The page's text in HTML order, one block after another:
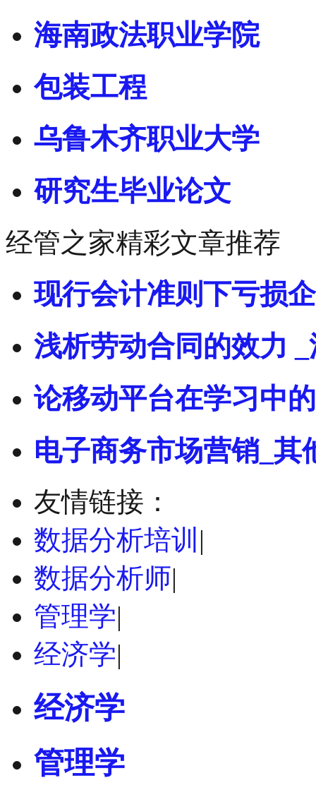
海南政法职业学院
包装工程
乌鲁木齐职业大学
研究生毕业论文
经管之家精彩文章推荐
现行会计准则下亏损
浅析劳动合同的效力 _
论移动平台在学习中
电子商务市场营销_其
友情链接：
数据分析培训 |
数据分析师|
管理学|
经济学|
经济学
管理学